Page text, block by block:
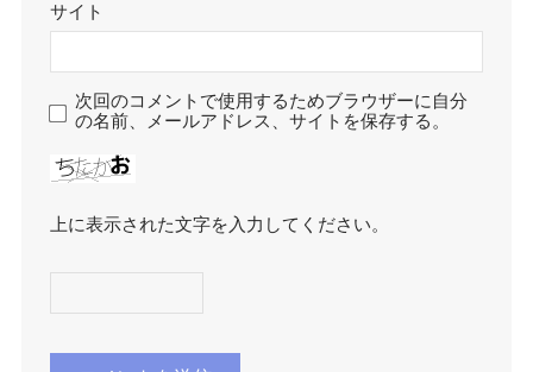
サイト
次回のコメントで使用するためブラウザーに自分
の名前、メールアドレス、サイトを保存する。
上に表示された文字を入力してください。